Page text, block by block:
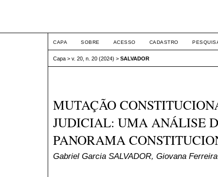
CAPA SOBRE ACESSO CADASTRO
Capa > v. 20, n. 20 (2024) > SALVADOR
MUTAÇÃO
JUDICIAL: UMA ANÁLISE
PANORAMA
Gabriel Garcia SALVADOR, Giovana